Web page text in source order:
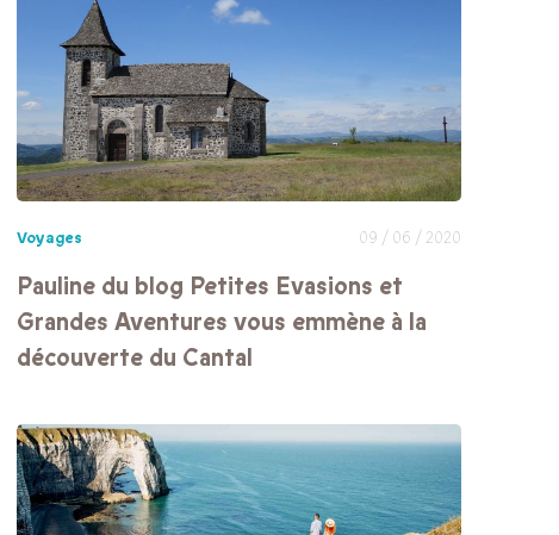
Voyages 09 / 06 / 2020
Pauline du blog Petites Evasions et
Grandes Aventures vous emmène à la
découverte du Cantal